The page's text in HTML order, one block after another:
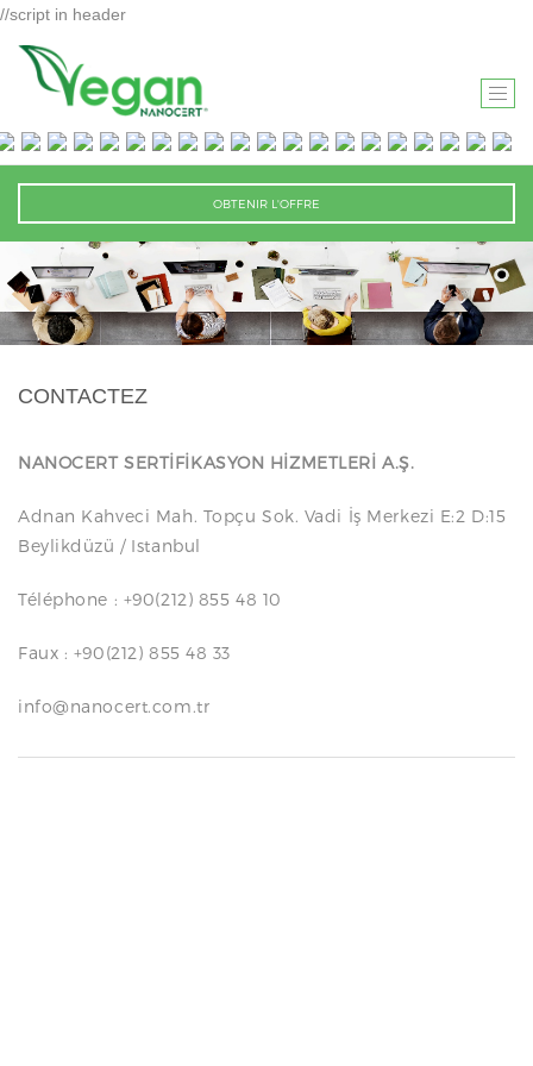
//script in header
T
O
G
G
L
N
A
V
O
OBTENIR L'OFFRE
CONTACTEZ
NANOCERT SERTİFİKASYON HİZMETLERİ A.Ş.
Adnan Kahveci Mah. Topçu Sok. Vadi İş Merkezi E:2 D:15
Beylikdüzü / Istanbul
Téléphone : +90(212) 855 48 10
Faux : +90(212) 855 48 33
info@nanocert.com.tr